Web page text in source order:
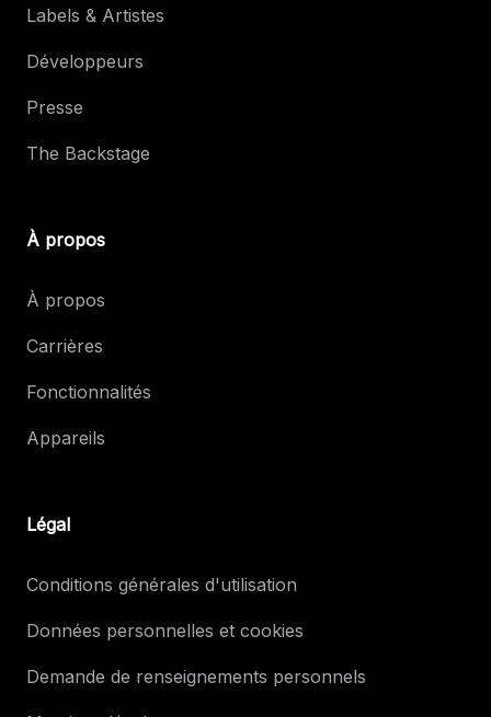
Labels & Artistes
Développeurs
Presse
The Backstage
À propos
À propos
Carrières
Fonctionnalités
Appareils
Légal
Conditions générales d'utilisation
Données personnelles et cookies
Demande de renseignements personnels